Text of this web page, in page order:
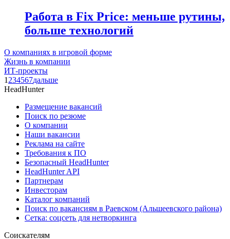
Работа в Fix Price: меньше рутины,
больше технологий
О компаниях в игровой форме
Жизнь в компании
ИТ-проекты
1 234567дальше
HeadHunter
Размещение вакансий
Поиск по резюме
О компании
Наши вакансии
Реклама на сайте
Требования к ПО
Безопасный HeadHunter
HeadHunter API
Партнерам
Инвесторам
Каталог компаний
Поиск по вакансиям в Раевском (Альшеевского района)
Сетка: соцсеть для нетворкинга
Соискателям